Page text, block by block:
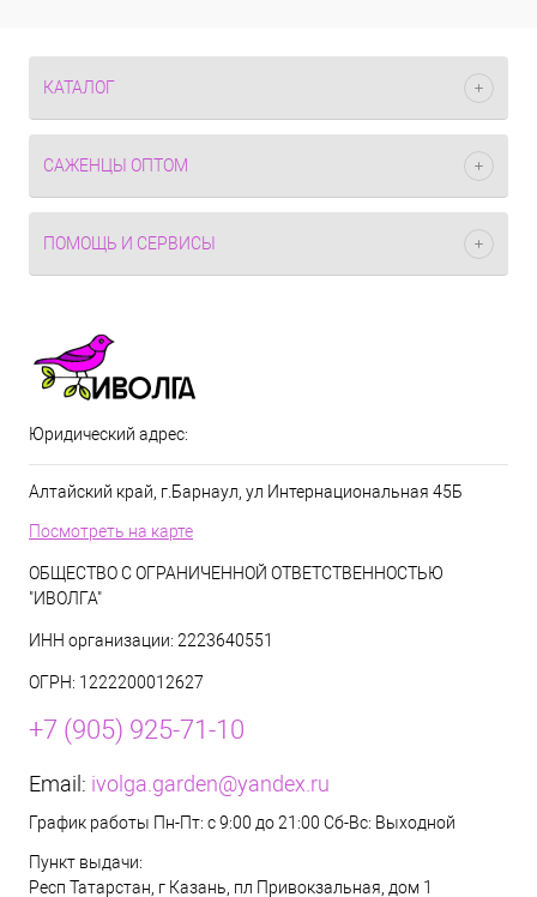
КАТАЛОГ
САЖЕНЦЫ ОПТОМ
ПОМОЩЬ И СЕРВИСЫ
Юридический адрес:
Алтайский край, г.Барнаул, ул Интернациональная 45Б
Посмотреть на карте
ОБЩЕСТВО С ОГРАНИЧЕННОЙ ОТВЕТСТВЕННОСТЬЮ
"ИВОЛГА"
ИНН организации: 2223640551
ОГРН: 1222200012627
+7 (905) 925-71-10
Email: ivolga.garden@yandex.ru
График работы Пн-Пт: с 9:00 до 21:00 Сб-Вс: Выходной
Пункт выдачи:
Респ Татарстан, г Казань, пл Привокзальная, дом 1